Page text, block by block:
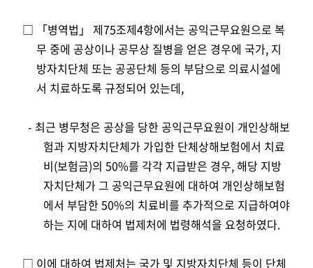
□ 「병역법」 제75조제4항에서는 공익근무요원으로 복
무 중에 공상이나 공무상 질병을 얻은 경우에 국가, 지
방자치단체 또는 공공단체 등의 부담으로 의료시설에
서 치료하도록 규정되어 있는데,
- 최근 병무청은 공상을 당한 공익근무요원이 개인상해보
험과 지방자치단체가 가입한 단체상해보험에서 치료
비(보험금)의 50%를 각각 지급받은 경우, 해당 지방
자치단체가 그 공익근무요원에 대하여 개인상해보험
에서 부담한 50%의 치료비를 추가적으로 지급하여야
하는 지에 대하여 법제처에 법령해석을 요청하였다.
□ 이에 대하여 법제처는 국가 및 지방자치단체 등이 단체